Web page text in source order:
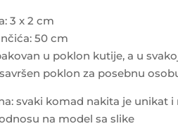
3 x 2 cm
50 cm
u poklon kutije, a u
poklon za posebnu
svaki komad nakita je unikat
na model sa slike